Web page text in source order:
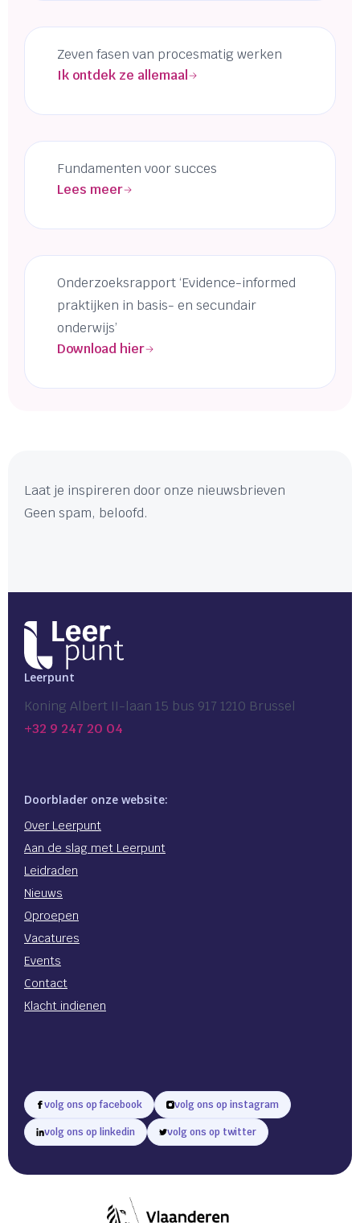
Zeven fasen van procesmatig werken
Ik ontdek ze allemaal
Fundamenten voor succes
Lees meer
Onderzoeksrapport ‘Evidence-informed
praktijken in basis- en secundair
onderwijs’
Download hier
Laat je inspireren door onze nieuwsbrieven
Geen spam, beloofd.
Leerpunt
Koning Albert II-laan 15 bus 917 1210 Brussel
+32 9 247 20 04
Doorblader onze website:
Over Leerpunt
Aan de slag met Leerpunt
Leidraden
Nieuws
Oproepen
Vacatures
Events
Contact
Klacht indienen
volg ons op facebook volg ons op instagram
volg ons op linkedin volg ons op twitter